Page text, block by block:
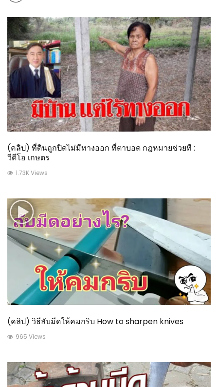
(คลิป) ที่ดินถูกปิดไม่มีทางออก ที่ตาบอด กฎหมายช่วยที :
วีดีโอ เกษตร
1.73K Views
(คลิป) วิธีลับมีดให้คมกริบ How to sharpen knives
965 Views